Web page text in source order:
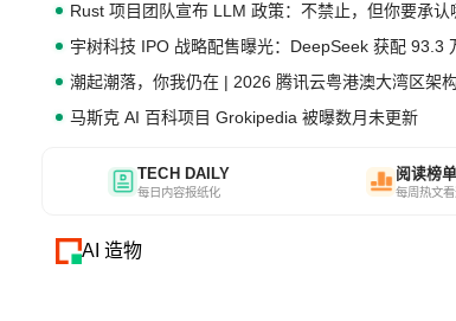
Rust 项目团队宣布 LLM 政策：不禁止，但你要承认
宇树科技 IPO 战略配售曝光：DeepSeek 获配 93.3
潮起潮落，你我仍在 | 2026 腾讯云粤港澳大湾区架
马斯克 AI 百科项目 Grokipedia 被曝数月未更新
TECH DAILY
每日内容报纸化
阅读榜单
每周热文
AI 造物